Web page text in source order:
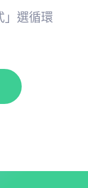
」選循環